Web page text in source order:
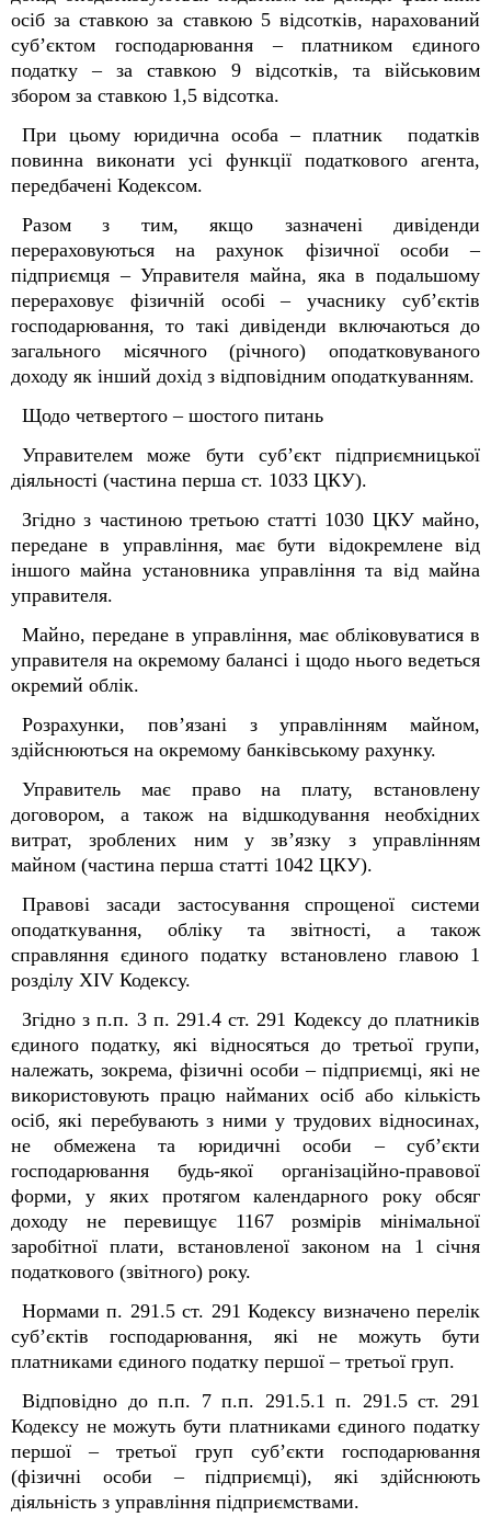
осіб за ставкою за ставкою 5 відсотків, нарахований
суб’єктом господарювання – платником єдиного
податку – за ставкою 9 відсотків, та військовим
збором за ставкою 1,5 відсотка.
При цьому юридична особа – платник податків
повинна виконати усі функції податкового агента,
передбачені Кодексом.
Разом з тим, якщо зазначені дивіденди
перераховуються на рахунок фізичної особи –
підприємця – Управителя майна, яка в подальшому
перераховує фізичній особі – учаснику суб’єктів
господарювання, то такі дивіденди включаються до
загального місячного (річного) оподатковуваного
доходу як інший дохід з відповідним оподаткуванням.
Щодо четвертого – шостого питань
Управителем може бути суб’єкт підприємницької
діяльності (частина перша ст. 1033 ЦКУ).
Згідно з частиною третьою статті 1030 ЦКУ майно,
передане в управління, має бути відокремлене від
іншого майна установника управління та від майна
управителя.
Майно, передане в управління, має обліковуватися в
управителя на окремому балансі і щодо нього ведеться
окремий облік.
Розрахунки, пов’язані з управлінням майном,
здійснюються на окремому банківському рахунку.
Управитель має право на плату, встановлену
договором, а також на відшкодування необхідних
витрат, зроблених ним у зв’язку з управлінням
майном (частина перша статті 1042 ЦКУ).
Правові засади застосування спрощеної системи
оподаткування, обліку та звітності, а також
справляння єдиного податку встановлено главою 1
розділу XIV Кодексу.
Згідно з п.п. 3 п. 291.4 ст. 291 Кодексу до платників
єдиного податку, які відносяться до третьої групи,
належать, зокрема, фізичні особи – підприємці, які не
використовують працю найманих осіб або кількість
осіб, які перебувають з ними у трудових відносинах,
не обмежена та юридичні особи – суб’єкти
господарювання будь-якої організаційно-правової
форми, у яких протягом календарного року обсяг
доходу не перевищує 1167 розмірів мінімальної
заробітної плати, встановленої законом на 1 січня
податкового (звітного) року.
Нормами п. 291.5 ст. 291 Кодексу визначено перелік
суб’єктів господарювання, які не можуть бути
платниками єдиного податку першої – третьої груп.
Відповідно до п.п. 7 п.п. 291.5.1 п. 291.5 ст. 291
Кодексу не можуть бути платниками єдиного податку
першої – третьої груп суб’єкти господарювання
(фізичні особи – підприємці), які здійснюють
діяльність з управління підприємствами.